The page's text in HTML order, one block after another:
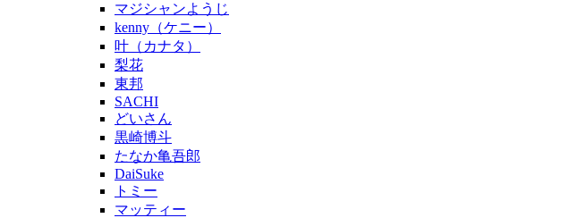
マジシャンようじ
kenny（ケニー）
叶（カナタ）
梨花
東邦
SACHI
どいさん
黒崎博斗
たなか亀吾郎
DaiSuke
トミー
マッティー